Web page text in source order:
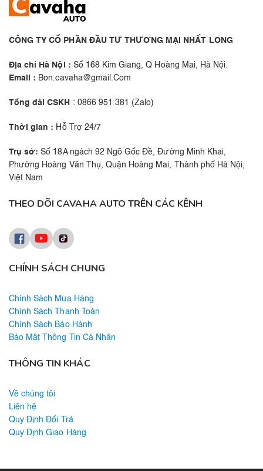
CÔNG TY CỔ PHẦN ĐẦU TƯ THƯƠNG MẠI NHẤT LONG
Địa chỉ Hà Nội : Số 168 Kim Giang, Q Hoàng Mai, Hà Nội.
Email : Bon.cavaha@gmail.Com
Tổng đài CSKH : 0866 951 381 (Zalo)
Thời gian : Hỗ Trợ 24/7
Trụ sở: Số 18A ngách 92 Ngõ Gốc Đề, Đường Minh Khai,
Phường Hoàng Văn Thụ, Quận Hoàng Mai, Thành phố Hà Nội,
Việt Nam
CHÍNH SÁCH CHUNG
Chính Sách Mua Hàng
Chính Sách Thanh Toán
Chính Sách Bảo Hành
Bảo Mật Thông Tin Cá Nhân
THÔNG TIN KHÁC
Về chúng tôi
Liên hệ
Quy Định Đổi Trả
Quy Định Giao Hàng
THEO DÕI CAVAHA AUTO TRÊN CÁC KÊNH